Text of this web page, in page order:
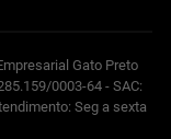
Gato Preto
0003-64 - SAC:
Seg a sexta